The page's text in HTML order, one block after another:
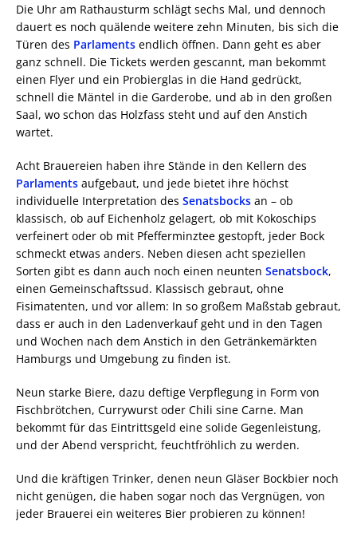
Die Uhr am Rathausturm schlägt sechs Mal, und dennoch
dauert es noch quälende weitere zehn Minuten, bis sich die
Türen des Parlaments endlich öffnen. Dann geht es aber
ganz schnell. Die Tickets werden gescannt, man bekommt
einen Flyer und ein Probierglas in die Hand gedrückt,
schnell die Mäntel in die Garderobe, und ab in den großen
Saal, wo schon das Holzfass steht und auf den Anstich
wartet.
Acht Brauereien haben ihre Stände in den Kellern des
Parlaments aufgebaut, und jede bietet ihre höchst
individuelle Interpretation des Senatsbocks an – ob
klassisch, ob auf Eichenholz gelagert, ob mit Kokoschips
verfeinert oder ob mit Pfefferminztee gestopft, jeder Bock
schmeckt etwas anders. Neben diesen acht speziellen
Sorten gibt es dann auch noch einen neunten Senatsbock,
einen Gemeinschaftssud. Klassisch gebraut, ohne
Fisimatenten, und vor allem: In so großem Maßstab gebraut,
dass er auch in den Ladenverkauf geht und in den Tagen
und Wochen nach dem Anstich in den Getränkemärkten
Hamburgs und Umgebung zu finden ist.
Neun starke Biere, dazu deftige Verpflegung in Form von
Fischbrötchen, Currywurst oder Chili sine Carne. Man
bekommt für das Eintrittsgeld eine solide Gegenleistung,
und der Abend verspricht, feuchtfröhlich zu werden.
Und die kräftigen Trinker, denen neun Gläser Bockbier noch
nicht genügen, die haben sogar noch das Vergnügen, von
jeder Brauerei ein weiteres Bier probieren zu können!